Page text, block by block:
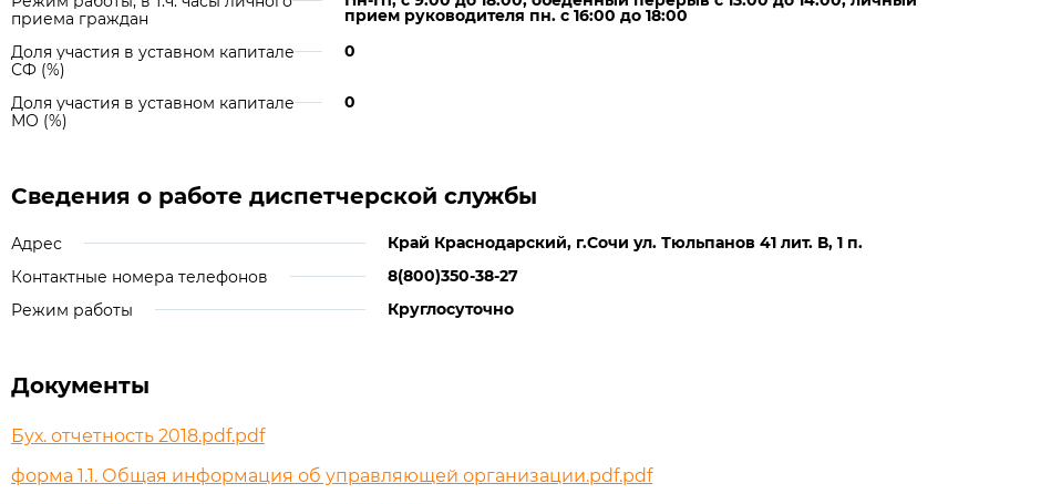
приема граждан
прием руководителя пн. с 16:00 до 18:00
Доля участия в уставном капитале
СФ (%)
0
Доля участия в уставном капитале
МО (%)
0
Сведения о работе диспетчерской службы
Адрес
Край Краснодарский, г.Сочи ул. Тюльпанов 41 лит. В, 1 п.
Контактные номера телефонов
8(800)350-38-27
Режим работы
Круглосуточно
Документы
Бух. отчетность 2018.pdf.pdf
форма 1.1. Общая информация об управляющей организации.pdf.pdf